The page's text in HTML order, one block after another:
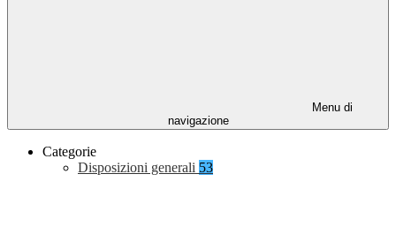
Menu di
navigazione
Categorie
Disposizioni generali 53